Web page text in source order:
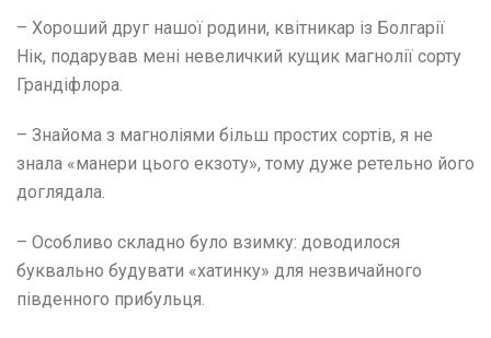
– Хороший друг нашої родини, квітникар із Болгарії
Нік, подарував мені невеличкий кущик магнолії сорту
Грандіфлора.
– Знайома з магноліями більш простих сортів, я не
знала «манери цього екзоту», тому дуже ретельно його
доглядала.
– Особливо складно було взимку: доводилося
буквально будувати «хатинку» для незвичайного
південного прибульця.